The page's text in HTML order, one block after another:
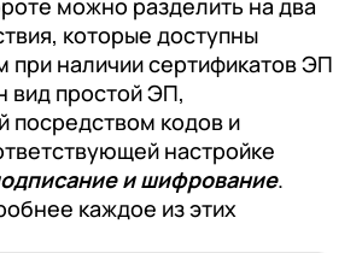
можно разделить на два
которые доступны
при наличии сертификатов ЭП
вид простой ЭП,
посредством кодов и
настройке
и шифрование.
каждое из этих